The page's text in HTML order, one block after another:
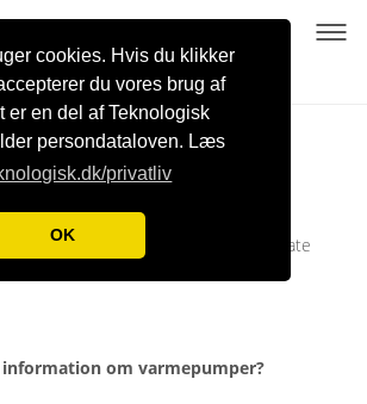
cookies. Hvis du klikker
du vores brug af
er en del af Teknologisk
persondataloven. Læs
privatliv
OKdesværre ikke rådgivning til private
om varmepumper?